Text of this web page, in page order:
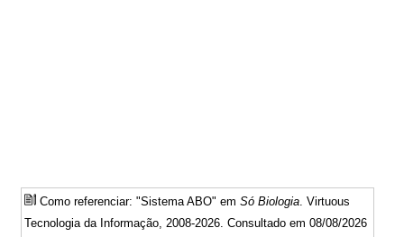
Como referenciar: "Sistema ABO" emSó Biologia. Virtuous
Tecnologia da Informação, 2008-2026. Consultado em 08/08/2026